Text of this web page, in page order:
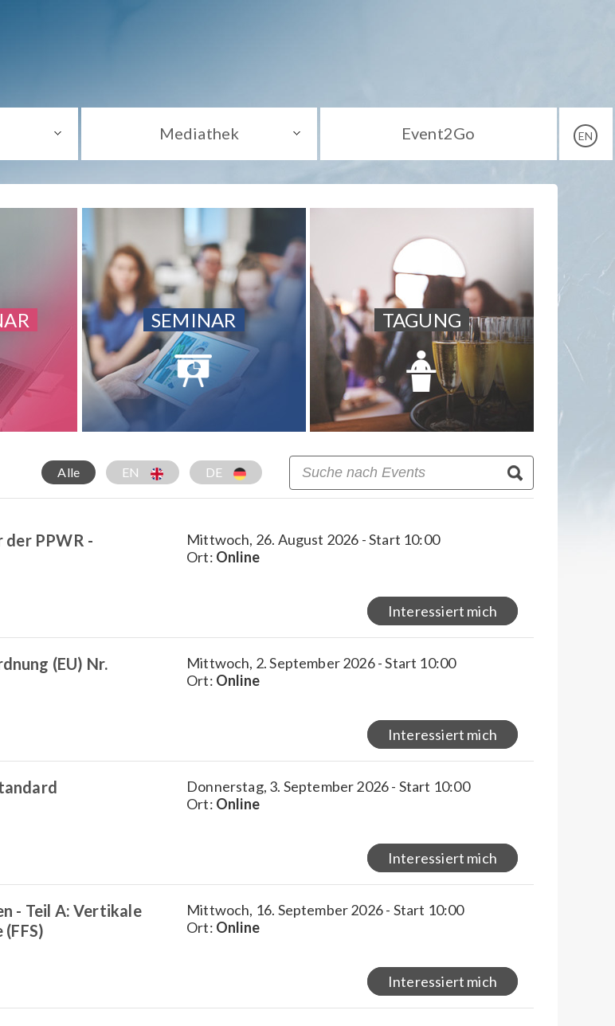
Mediathek Event2Go EN
SEMINAR TAGUNG
Alle EN DE
der PPWR -
Mittwoch, 26. August 2026 - Start 10:00
Ort: Online
Interessiert mich
(EU) Nr.
Mittwoch, 2. September 2026 - Start 10:00
Ort: Online
Interessiert mich
Donnerstag, 3. September 2026 - Start 10:00
Ort: Online
Interessiert mich
- Teil A: Vertikale
Mittwoch, 16. September 2026 - Start 10:00
Ort: Online
Interessiert mich